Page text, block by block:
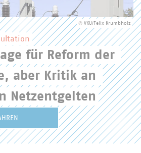
für Reform der
aber Kritik an
Netzentgelten
© VKU/Felix Krumbholz